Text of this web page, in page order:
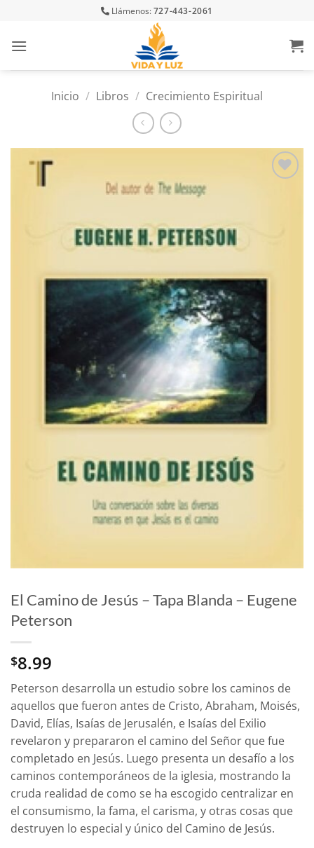
content
Llámenos:727-443-2061
Inicio / Libros / Crecimiento Espiritual
El Camino de Jesús – Tapa Blanda – Eugene
Peterson
$8.99
Peterson desarrolla un estudio sobre los caminos de
aquellos que fueron antes de Cristo, Abraham, Moisés,
David, Elías, Isaías de Jerusalén, e Isaías del Exilio
revelaron y prepararon el camino del Señor que fue
completado en Jesús. Luego presenta un desafío a los
caminos contemporáneos de la iglesia, mostrando la
cruda realidad de como se ha escogido centralizar en
el consumismo, la fama, el carisma, y otras cosas que
destruyen lo especial y único del Camino de Jesús.